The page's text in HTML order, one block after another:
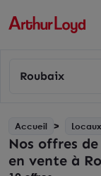
Roubaix
Accueil
Nos offres
en vente à